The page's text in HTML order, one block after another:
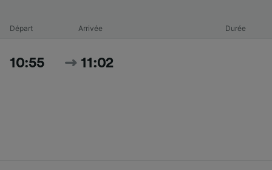
Départ Arrivée Durée
10:55 11:02